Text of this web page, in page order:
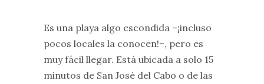
Es una playa algo escondida –¡incluso
pocos locales la conocen!–, pero es
muy fácil llegar. Está ubicada a solo 15
minutos de San José del Cabo o de las